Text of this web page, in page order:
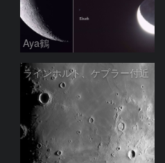
Aya鶴
ラインホルト、ケプラー付近